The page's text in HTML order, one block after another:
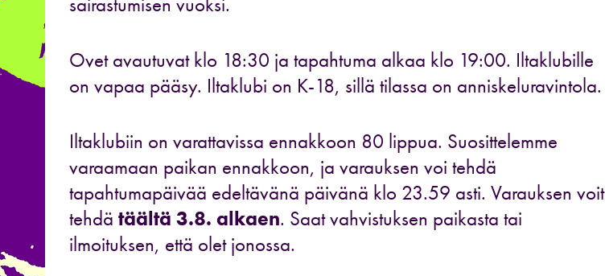
Ovet avautuvat klo 18:30 ja tapahtuma alkaa klo 19:00. Iltaklubille
on vapaa pääsy. Iltaklubi on K-18, sillä tilassa on anniskeluravintola.
Iltaklubiin on varattavissa ennakkoon 80 lippua. Suosittelemme
varaamaan paikan ennakkoon, ja varauksen voi tehdä
tapahtumapäivää edeltävänä päivänä klo 23.59 asti. Varauksen voit
tehdä täältä 3.8. alkaen. Saat vahvistuksen paikasta tai
ilmoituksen, että olet jonossa.